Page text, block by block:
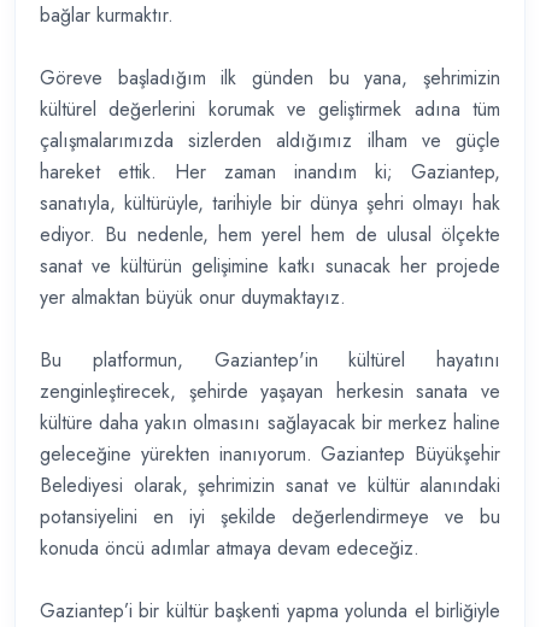
bağlar kurmaktır.
Göreve başladığım ilk günden bu yana, şehrimizin
kültürel değerlerini korumak ve geliştirmek adına tüm
çalışmalarımızda sizlerden aldığımız ilham ve güçle
hareket ettik. Her zaman inandım ki; Gaziantep,
sanatıyla, kültürüyle, tarihiyle bir dünya şehri olmayı hak
ediyor. Bu nedenle, hem yerel hem de ulusal ölçekte
sanat ve kültürün gelişimine katkı sunacak her projede
yer almaktan büyük onur duymaktayız.
Bu platformun, Gaziantep'in kültürel hayatını
zenginleştirecek, şehirde yaşayan herkesin sanata ve
kültüre daha yakın olmasını sağlayacak bir merkez haline
geleceğine yürekten inanıyorum. Gaziantep Büyükşehir
Belediyesi olarak, şehrimizin sanat ve kültür alanındaki
potansiyelini en iyi şekilde değerlendirmeye ve bu
konuda öncü adımlar atmaya devam edeceğiz.
Gaziantep’i bir kültür başkenti yapma yolunda el birliğiyle